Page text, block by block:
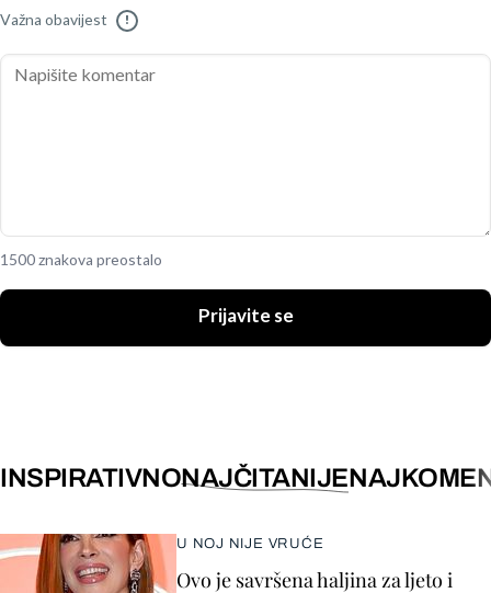
Važna obavijest !
1500 znakova preostalo
Prijavite se
INSPIRATIVNONAJČITANIJE
U NOJ NIJE VRUĆE
Ovo je savršena haljina za ljeto i